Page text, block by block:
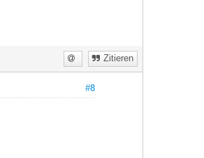
Zitieren
#8